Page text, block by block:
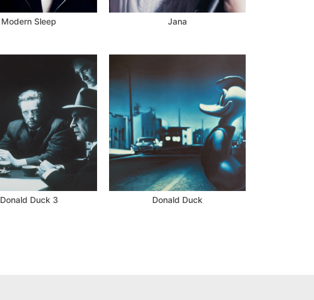
Modern Sleep Jana
Donald Duck 3 Donald Duck